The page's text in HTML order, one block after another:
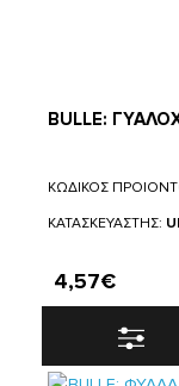
BULLE:
ΚΩΔΙΚΟΣ
ΚΑΤΑΣΚΕΥΑΣΤΗΣ:
4,57€